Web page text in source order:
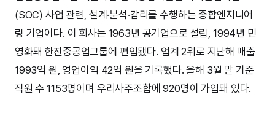
(SOC) 사업 관련, 설계·분석·감리를 수행하는 종합엔지니어
링 기업이다. 이 회사는 1963년 공기업으로 설립, 1994년 민
영화돼 한진중공업그룹에 편입됐다. 업계 2위로 지난해 매출
1993억 원, 영업이익 42억 원을 기록했다. 올해 3월 말 기준
직원 수 1153명이며 우리사주조합에 920명이 가입돼 있다.